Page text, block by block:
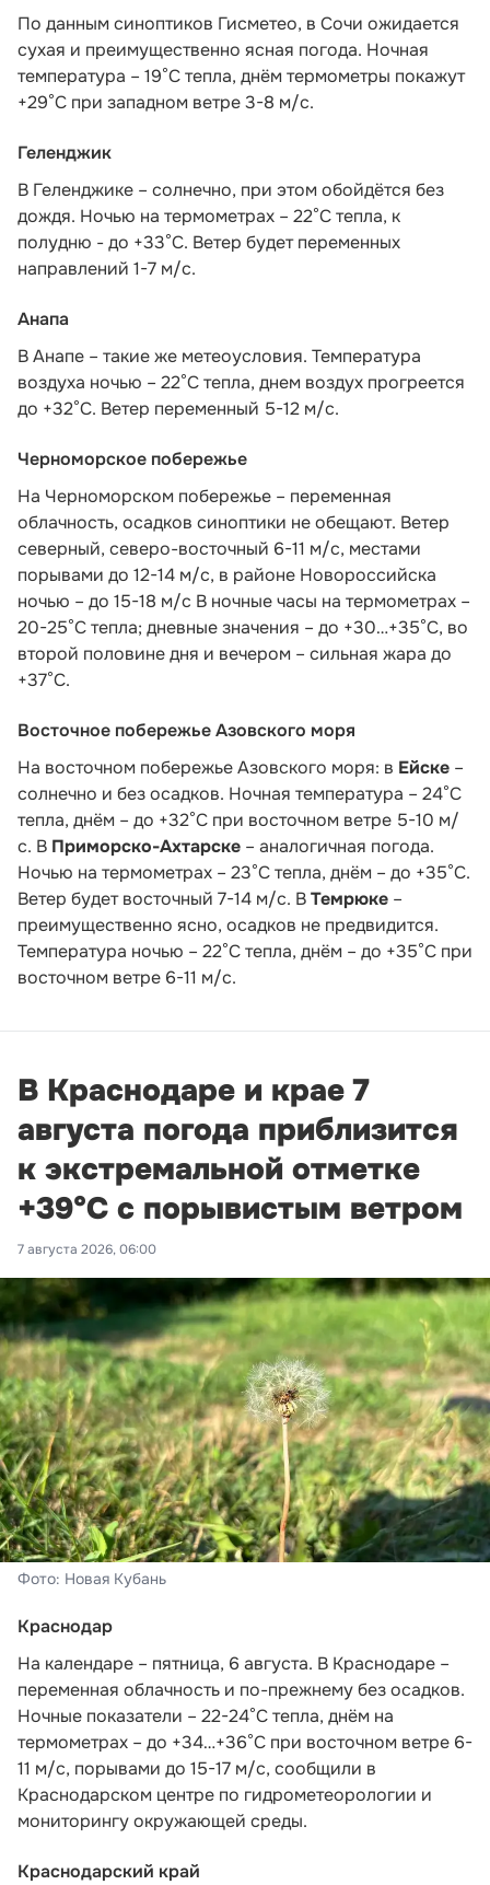
По данным синоптиков Гисметео, в Сочи ожидается
сухая и преимущественно ясная погода. Ночная
температура – 19°C тепла, днём термометры покажут
+29°C при западном ветре 3-8 м/с.
Геленджик
В Геленджике – солнечно, при этом обойдётся без
дождя. Ночью на термометрах – 22°C тепла, к
полудню - до +33°C. Ветер будет переменных
направлений 1-7 м/с.
Анапа
В Анапе – такие же метеоусловия. Температура
воздуха ночью – 22°C тепла, днем воздух прогреется
до +32°C. Ветер переменный 5-12 м/с.
Черноморское побережье
На Черноморском побережье – переменная
облачность, осадков синоптики не обещают. Ветер
северный, северо-восточный 6-11 м/с, местами
порывами до 12-14 м/с, в районе Новороссийска
ночью – до 15-18 м/с В ночные часы на термометрах –
20-25°С тепла; дневные значения – до +30…+35°С, во
второй половине дня и вечером – сильная жара до
+37°С.
Восточное побережье Азовского моря
На восточном побережье Азовского моря: в Ейске –
солнечно и без осадков. Ночная температура – 24°С
тепла, днём – до +32°С при восточном ветре 5-10 м/
с. В Приморско-Ахтарске – аналогичная погода.
Ночью на термометрах – 23°С тепла, днём – до +35°С.
Ветер будет восточный 7-14 м/с. ВТемрюке –
преимущественно ясно, осадков не предвидится.
Температура ночью – 22°С тепла, днём – до +35°С при
восточном ветре 6-11 м/с.
В Краснодаре и крае 7
августа погода приблизится
к экстремальной отметке
+39°С с порывистым ветром
7 августа 2026, 06:00
Фото: Новая Кубань
Краснодар
На календаре – пятница, 6 августа. В Краснодаре –
переменная облачность и по-прежнему без осадков.
Ночные показатели – 22-24°С тепла, днём на
термометрах – до +34…+36°С при восточном ветре 6-
11 м/с, порывами до 15-17 м/с, сообщили в
Краснодарском центре по гидрометеорологии и
мониторингу окружающей среды.
Краснодарский край